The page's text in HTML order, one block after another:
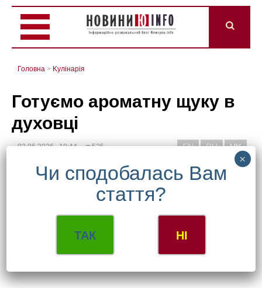
Головна > Kулінарія
Готуємо ароматну щуку в
духовці
03.06.2026 19:44 525 EN RU UK
ТАК НІ